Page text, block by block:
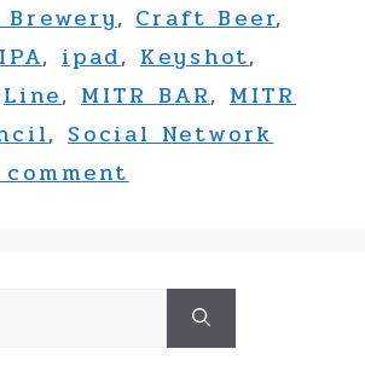
Brewery,Craft Beer,
IPA,ipad,Keyshot,
Line,MITR BAR,MITR
,Social Network